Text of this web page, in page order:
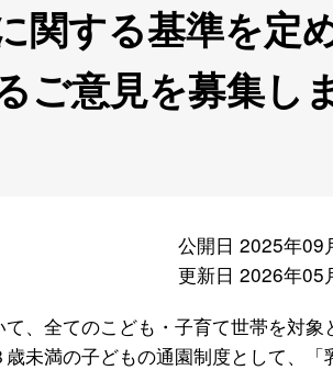
関する基準を定
ご意見を募集し
公開日 2025年09
更新日 2026年05
、全てのこども・子育て世帯を対象
未満の子どもの通園制度として、「